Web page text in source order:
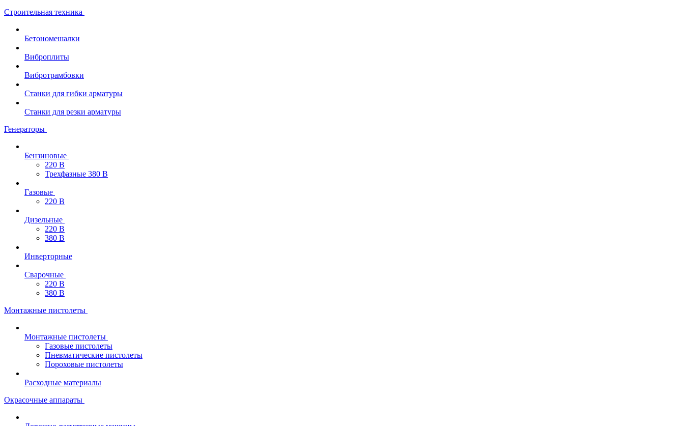
Строительная техника
Бетономешалки
Виброплиты
Вибротрамбовки
Станки для гибки арматуры
Станки для резки арматуры
Генераторы
Бензиновые
220 В
Трехфазные 380 В
Газовые
220 В
Дизельные
220 В
380 В
Инверторные
Сварочные
220 В
380 В
Монтажные пистолеты
Монтажные пистолеты
Газовые пистолеты
Пневматические пистолеты
Пороховые пистолеты
Расходные материалы
Окрасочные аппараты